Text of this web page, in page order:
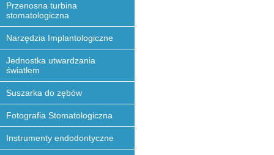
Przenosna turbina
stomatologiczna
Narzędzia Implantologiczne
Jednostka utwardzania
światłem
Suszarka do zębów
Fotografia Stomatologiczna
Instrumenty endodontyczne